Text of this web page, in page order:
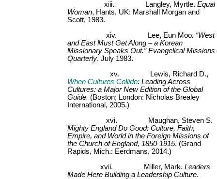
xiii.
Langley, Myrtle.Equal
Woman, Hants, UK: Marshall Morgan and
Scott, 1983.
xiv.
Lee, Eun Moo. “West
and East Must Get Along – a Korean
Missionary Speaks Out.” Evangelical Missions
Quarterly, July 1983.
xv.
Lewis, Richard D.,
When Cultures Collide: Leading Across
Cultures: a Major New Edition of the Global
Guide. (Boston; London: Nicholas Brealey
International, 2005.)
xvi.
Maughan, Steven S.
Mighty England Do Good: Culture, Faith,
Empire, and World in the Foreign Missions of
the Church of England, 1850-1915. (Grand
Rapids, Mich.: Eerdmans, 2014.)
xvii.
Miller, Mark.Leaders
Made Here Building a Leadership Culture.